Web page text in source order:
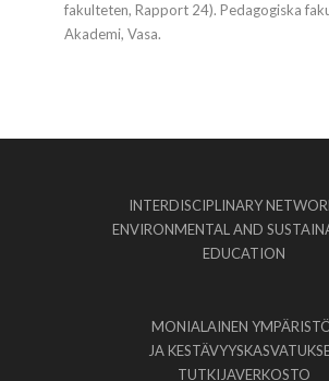
fakulteten, Rapport 24). Pedagogiska
Akademi, Vasa.
INTERDISCIPLINARY
ENVIRONMENTAL AND
EDUCATION
MONIALAINEN
JA
TUTKIJAVERKOSTO